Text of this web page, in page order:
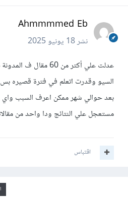
Ahmmmmed Eb
نشر18 يونيو 2025
عدلت علي أكتر من 60
السيو وقدرت اتعلم في فترة قصيره
بعد حوالي شهر ممكن اعرف السبب واي
مستعجل علي النتائج ودا واحد من
اقتباس